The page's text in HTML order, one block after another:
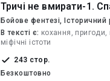
Тричі не вмирати-1.
Бойове фентезі, Історичний
В текcті є: кохання, пригоди,
міфічні істоти
243 стор.
Безкоштовно